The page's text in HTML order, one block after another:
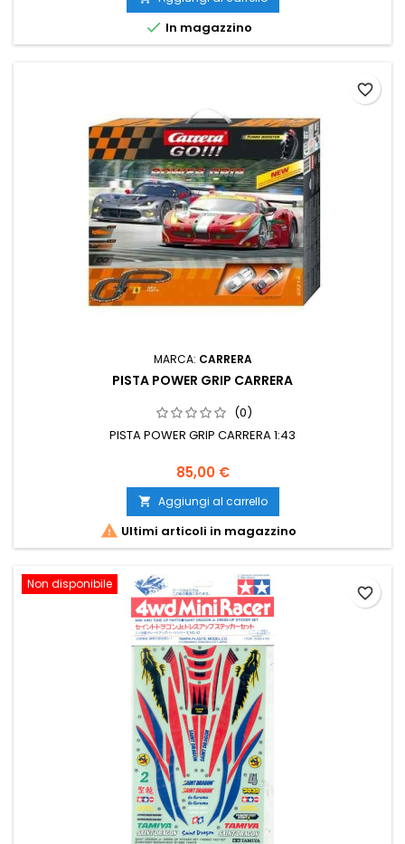
 In magazzino
MARCA: CARRERA
PISTA POWER GRIP CARRERA
(0)
PISTA POWER GRIP CARRERA 1:43
85,00 €
 Aggiungi al carrello
 Ultimi articoli in magazzino
favorite_border
Non disponibile
favorite_border